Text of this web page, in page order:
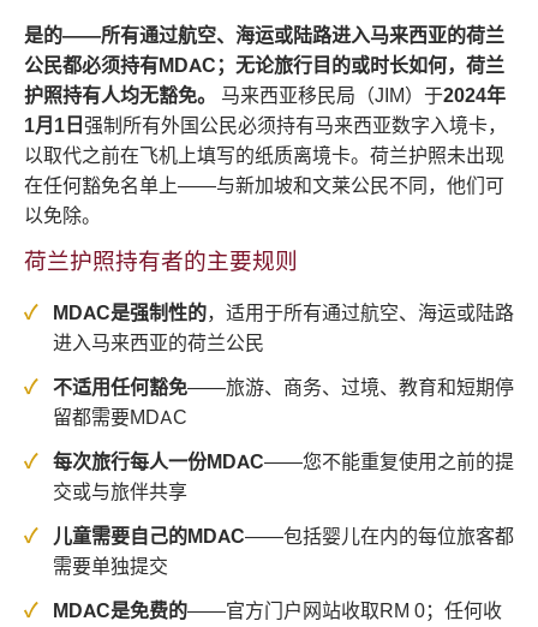
是的——所有通过航空、海运或陆路进入马来西亚的荷兰
公民都必须持有MDAC；无论旅行目的或时长如何，荷兰
护照持有人均无豁免。
马来西亚移民局（JIM）于2024年
1月1日强制所有外国公民必须持有马来西亚数字入境卡，
以取代之前在飞机上填写的纸质离境卡。荷兰护照未出现
在任何豁免名单上——与新加坡和文莱公民不同，他们可
以免除。
荷兰护照持有者的主要规则
MDAC是强制性的，适用于所有通过航空、海运或陆路
进入马来西亚的荷兰公民
不适用任何豁免——旅游、商务、过境、教育和短期停
留都需要MDAC
每次旅行每人一份MDAC——您不能重复使用之前的提
交或与旅伴共享
儿童需要自己的MDAC——包括婴儿在内的每位旅客都
需要单独提交
MDAC是免费的——官方门户网站收取RM 0；任何收